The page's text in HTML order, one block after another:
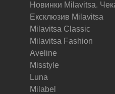
Новинки Milavitsa.
Ексклюзив Milavitsa
Milavitsa Classic
Milavitsa Fashion
Aveline
Misstyle
Luna
Milabel